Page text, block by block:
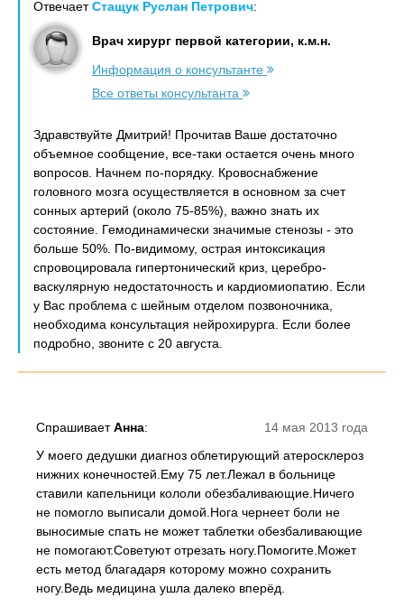
ОтвечаетСтащук Руслан Петрович:
Врач хирург первой категории, к.м.н.
Информация о консультанте
Все ответы консультанта
Здравствуйте Дмитрий! Прочитав Ваше достаточно
объемное сообщение, все-таки остается очень много
вопросов. Начнем по-порядку. Кровоснабжение
головного мозга осуществляется в основном за счет
сонных артерий (около 75-85%), важно знать их
состояние. Гемодинамически значимые стенозы - это
больше 50%. По-видимому, острая интоксикация
спровоцировала гипертонический криз, церебро-
васкулярную недостаточность и кардиомиопатию. Если
у Вас проблема с шейным отделом позвоночника,
необходима консультация нейрохирурга. Если более
подробно, звоните с 20 августа.
14 мая 2013 года
СпрашиваетАнна:
У моего дедушки диагноз облетирующий атеросклероз
нижних конечностей.Ему 75 лет.Лежал в больнице
ставили капельници кололи обезбаливающие.Ничего
не помогло выписали домой.Нога чернеет боли не
выносимые спать не может таблетки обезбаливающие
не помогают.Советуют отрезать ногу.Помогите.Может
есть метод благадаря которому можно сохранить
ногу.Ведь медицина ушла далеко вперёд.